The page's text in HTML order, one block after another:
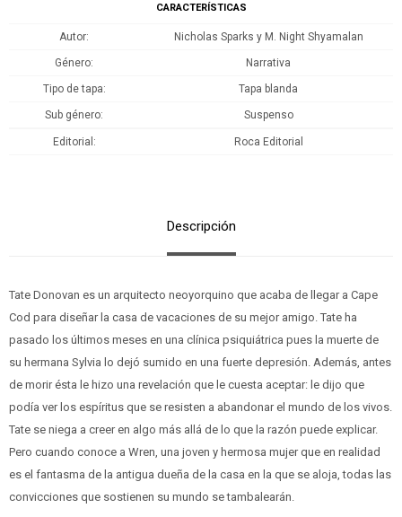
CARACTERÍSTICAS
Autor Nicholas Sparks y M. Night Shyamalan
Género Narrativa
Tipo de tapa Tapa blanda
Sub género Suspenso
Editorial Roca Editorial
Descripción
Tate Donovan es un arquitecto neoyorquino que acaba de llegar a Cape
Cod para diseñar la casa de vacaciones de su mejor amigo. Tate ha
pasado los últimos meses en una clínica psiquiátrica pues la muerte de
su hermana Sylvia lo dejó sumido en una fuerte depresión. Además, antes
de morir ésta le hizo una revelación que le cuesta aceptar: le dijo que
podía ver los espíritus que se resisten a abandonar el mundo de los vivos.
Tate se niega a creer en algo más allá de lo que la razón puede explicar.
Pero cuando conoce a Wren, una joven y hermosa mujer que en realidad
es el fantasma de la antigua dueña de la casa en la que se aloja, todas las
convicciones que sostienen su mundo se tambalearán.